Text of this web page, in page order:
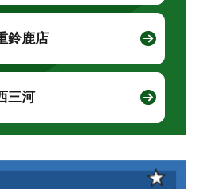
鈴鹿店
三河